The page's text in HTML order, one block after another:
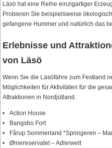
Läsö hat eine Reihe einzigartiger
Probieren Sie beispielsweise
gefangene Hummer und natürlich das
Erlebnisse und
von Läsö
Wenn Sie die Läsöfähre zum Festland
Möglichkeiten für Aktivitäten für die
Attraktionen in Nordjütland.
Action House
Bangsbo Fort
Fårup Sommerland *Springeren –
Ørnereservatet – Adlerwelt